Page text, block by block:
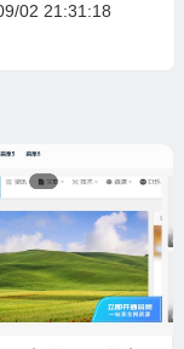
02 21:31:18